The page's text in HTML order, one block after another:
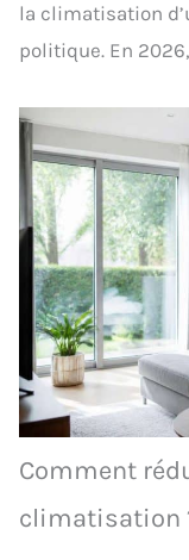
la climatisation
politique. En
Comment
climatisation